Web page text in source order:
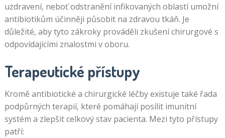
uzdravení, neboť odstranění infikovaných oblastí umožní
antibiotikům účinněji působit na zdravou tkáň. Je
důležité, aby tyto zákroky prováděli zkušení chirurgové s
odpovídajícími znalostmi v oboru.
Terapeutické přístupy
Kromě antibiotické a chirurgické léčby existuje také řada
podpůrných terapií, které pomáhají posílit imunitní
systém a zlepšit celkový stav pacienta. Mezi tyto přístupy
patří: